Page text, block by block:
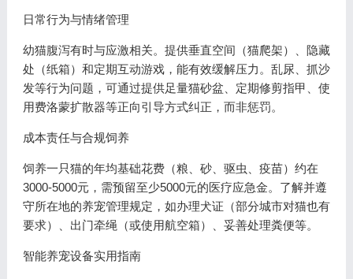
日常行为与情绪管理
幼猫腹泻有时与应激相关。提供垂直空间（猫爬架）、隐藏
处（纸箱）和定期互动游戏，能有效缓解压力。乱尿、抓沙
发等行为问题，可通过提供足量猫砂盆、定期修剪指甲、使
用费洛蒙扩散器等正向引导方式纠正，而非惩罚。
成本责任与合规饲养
饲养一只猫的年均基础花费（粮、砂、驱虫、疫苗）约在
3000-5000元，需预留至少5000元的医疗应急金。了解并遵
守所在地的养宠管理规定，如办理犬证（部分城市对猫也有
要求）、出门牵绳（或使用航空箱）、妥善处理粪便等。
智能养宠设备实用指南